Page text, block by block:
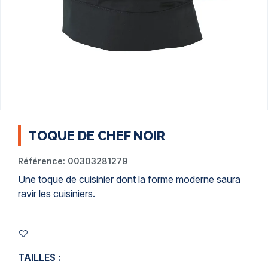
TOQUE DE CHEF NOIR
Référence: 00303281279
Une toque de cuisinier dont la forme moderne saura
ravir les cuisiniers.
TAILLES :